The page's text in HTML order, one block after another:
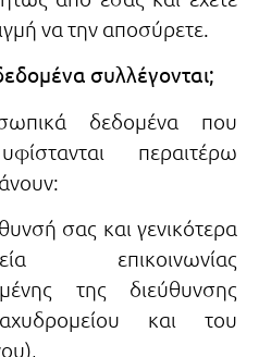
να την αποσύρετε.
συλλέγονται;
δεδομένα που
περαιτέρω
σας και γενικότερα
επικοινωνίας
της διεύθυνσης
και του